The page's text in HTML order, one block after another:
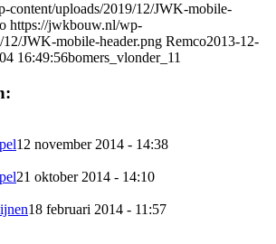
content/uploads/2019/12/JWK-mobile-
https://jwkbouw.nl/wp-
JWK-mobile-header.png Remco2013-12-
16:49:56bomers_vlonder_11
12 november 2014 - 14:38
21 oktober 2014 - 14:10
18 februari 2014 - 11:57